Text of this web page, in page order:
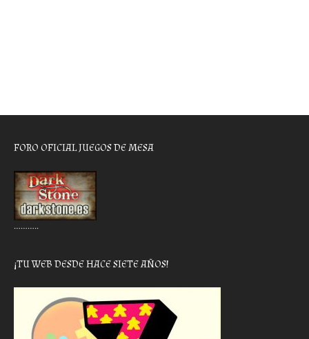
FORO OFICIAL JUEGOS DE MESA
………..
¡TU WEB DESDE HACE SIETE AÑOS!